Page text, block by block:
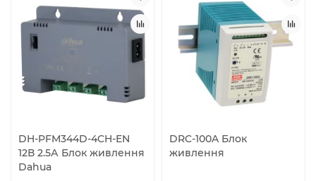
DH-PFM344D-4CH-EN
12В 2.5А Блок живлення
Dahua
DRC-100A Блок
живлення